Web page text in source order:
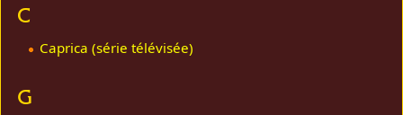
C
Caprica (série télévisée)
G